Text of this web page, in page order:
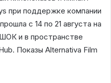
при поддержке компании
с 14 по 21 августа на
и в пространстве
Показы Alternativa Film